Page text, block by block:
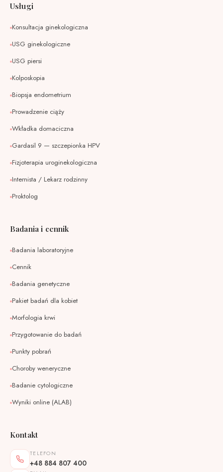
Usługi
Konsultacja ginekologiczna
USG ginekologiczne
USG piersi
Kolposkopia
Biopsja endometrium
Prowadzenie ciąży
Wkładka domaciczna
Gardasil 9 — szczepionka HPV
Fizjoterapia uroginekologiczna
Internista / Lekarz rodzinny
Proktolog
Badania i cennik
Badania laboratoryjne
Cennik
Badania genetyczne
Pakiet badań dla kobiet
Morfologia krwi
Przygotowanie do badań
Punkty pobrań
Choroby weneryczne
Badanie cytologiczne
Wyniki online (ALAB)
Kontakt
TELEFON
+48 884 807 400